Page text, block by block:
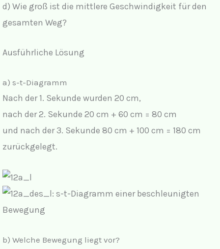
d) Wie groß ist die mittlere Geschwindigkeit für den
gesamten Weg?
Ausführliche Lösung
a) s-t-Diagramm
Nach der 1. Sekunde wurden 20 cm,
nach der 2. Sekunde 20 cm + 60 cm = 80 cm
und nach der 3. Sekunde 80 cm + 100 cm = 180 cm
zurückgelegt.
b) Welche Bewegung liegt vor?